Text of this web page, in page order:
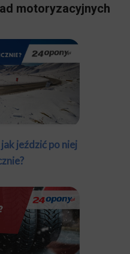
motoryzacyjnych
jeździć po niej